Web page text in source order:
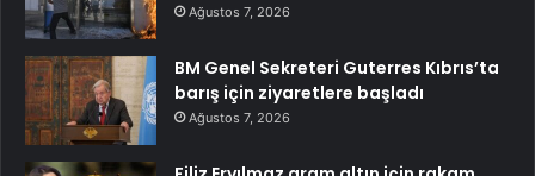
Ağustos 7, 2026
BM Genel Sekreteri Guterres Kıbrıs’ta
barış için ziyaretlere başladı
Ağustos 7, 2026